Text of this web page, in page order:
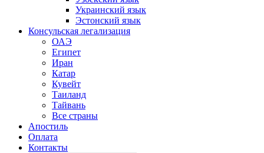
Украинский язык
Эстонский язык
Консульская легализация
ОАЭ
Египет
Иран
Катар
Кувейт
Таиланд
Тайвань
Все страны
Апостиль
Оплата
Контакты